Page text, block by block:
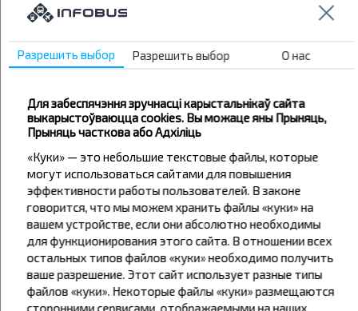
Дворчаны
Каменный Лог
Кобрин
Константиново
Лида
Минойты
Михалишки
Мінск
Нарочь АГ
Новогрудок
Орковичи
Разрешить выбор Разрешить выбор О нас
Для забеспячэння зручнасці карыстальнікаў сайта
выкарыстоўваюцца cookies. Вы можаце яны Прыняць,
Прыняць часткова або Адхіліць
«Куки» — это небольшие текстовые файлы, которые
могут использоваться сайтами для повышения
эффективности работы пользователей. В законе
говорится, что мы можем хранить файлы «куки» на
вашем устройстве, если они абсолютно необходимы
для функционирования этого сайта. В отношении всех
остальных типов файлов «куки» необходимо получить
ваше разрешение. Этот сайт использует разные типы
файлов «куки». Некоторые файлы «куки» размещаются
сторонними сервисами, отображаемыми на наших